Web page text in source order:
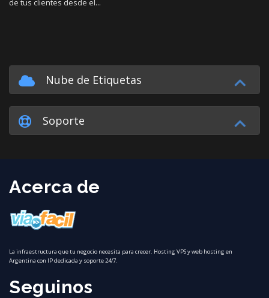
de tus clientes desde el...
Nube de Etiquetas
Soporte
Acerca de
La infraestructura que tu negocio necesita para crecer. Hosting VPS y web hosting en
Argentina con IP dedicada y soporte 24/7.
Seguinos